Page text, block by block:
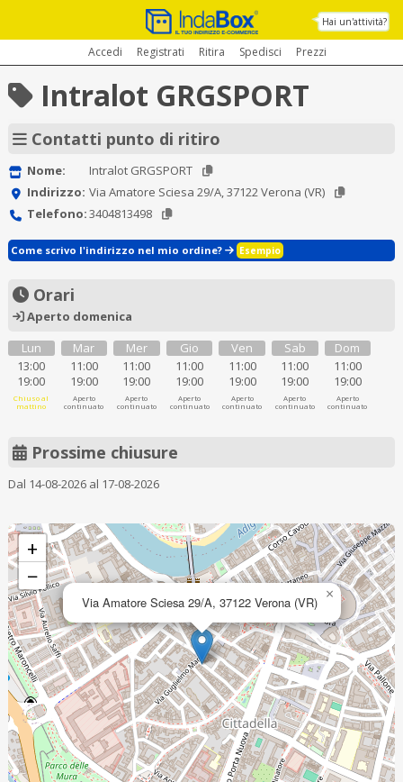
Hai un'attività?
Accedi Registrati Ritira Spedisci Prezzi
Intralot GRGSPORT
Contatti punto di ritiro
Nome:
Intralot GRGSPORT
Indirizzo: Via Amatore Sciesa 29/A, 37122 Verona (VR)
Telefono:3404813498
Come scrivo l'indirizzo nel mio ordine? Esempio
Orari
Aperto domenica
Lun
13:00
19:00
Chiuso al
mattino
Mar
11:00
19:00
Aperto
continuato
Mer
11:00
19:00
Aperto
continuato
Gio
11:00
19:00
Aperto
continuato
Ven
11:00
19:00
Aperto
continuato
Sab
11:00
19:00
Aperto
continuato
Dom
11:00
19:00
Aperto
continuato
Prossime chiusure
Dal 14-08-2026 al 17-08-2026
Via Amatore Sciesa 29/A, 37122 Verona (VR) ×
+
−